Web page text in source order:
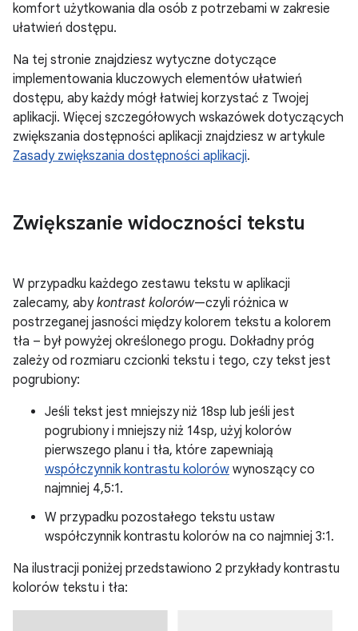
komfort użytkowania dla osób z potrzebami w zakresie
ułatwień dostępu.
Na tej stronie znajdziesz wytyczne dotyczące
implementowania kluczowych elementów ułatwień
dostępu, aby każdy mógł łatwiej korzystać z Twojej
aplikacji. Więcej szczegółowych wskazówek dotyczących
zwiększania dostępności aplikacji znajdziesz w artykule
Zasady zwiększania dostępności aplikacji.
Zwiększanie widoczności tekstu
W przypadku każdego zestawu tekstu w aplikacji
zalecamy, abykontrast kolorów—czyli różnica w
postrzeganej jasności między kolorem tekstu a kolorem
tła – był powyżej określonego progu. Dokładny próg
zależy od rozmiaru czcionki tekstu i tego, czy tekst jest
pogrubiony:
Jeśli tekst jest mniejszy niż 18sp lub jeśli jest
pogrubiony i mniejszy niż 14sp, użyj kolorów
pierwszego planu i tła, które zapewniają
współczynnik kontrastu kolorów wynoszący co
najmniej 4,5:1.
W przypadku pozostałego tekstu ustaw
współczynnik kontrastu kolorów na co najmniej 3:1.
Na ilustracji poniżej przedstawiono 2 przykłady kontrastu
kolorów tekstu i tła: